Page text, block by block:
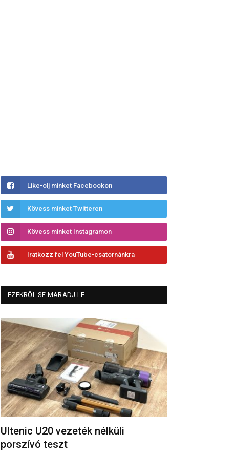
Like-olj minket Facebookon
Kövess minket Twitteren
Kövess minket Instagramon
Iratkozz fel YouTube-csatornánkra
EZEKRŐL SE MARADJ LE
Ultenic U20 vezeték nélküli
porszívó teszt